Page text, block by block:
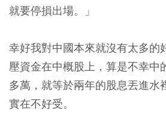
就要停損出場。」
幸好我對中國本來就沒有太多的
壓資金在中概股上，算是不幸中
多萬，就等於兩年的股息丟進水
實在不好受。